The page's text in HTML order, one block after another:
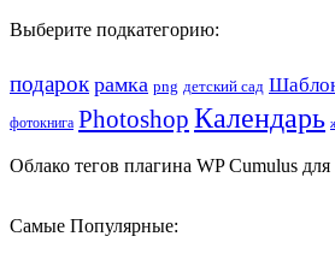
Выберите подкатегорию:
подарок рамка png детский сад
фотокнига Photoshop Календарь
Облако тегов плагина WP Cumulus для
Самые Популярные: